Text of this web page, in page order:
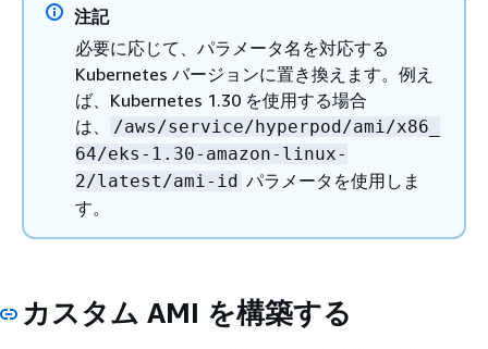
注記
必要に応じて、パラメータ名を対応する
Kubernetes バージョンに置き換えます。例え
ば、Kubernetes 1.30 を使用する場合
は、
/aws/service/hyperpod/ami/x86_
64/eks-1.30-amazon-linux-
2/latest/ami-id パラメータを使用しま
す。
カスタム AMI を構築する